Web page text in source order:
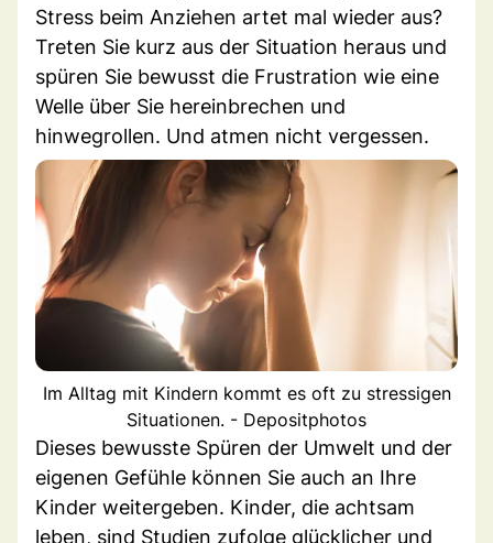
Stress beim Anziehen artet mal wieder aus?
Treten Sie kurz aus der Situation heraus und
spüren Sie bewusst die Frustration wie eine
Welle über Sie hereinbrechen und
hinwegrollen. Und atmen nicht vergessen.
Im Alltag mit Kindern kommt es oft zu stressigen
Situationen. - Depositphotos
Dieses bewusste Spüren der Umwelt und der
eigenen Gefühle können Sie auch an Ihre
Kinder weitergeben. Kinder, die achtsam
leben, sind Studien zufolge glücklicher und